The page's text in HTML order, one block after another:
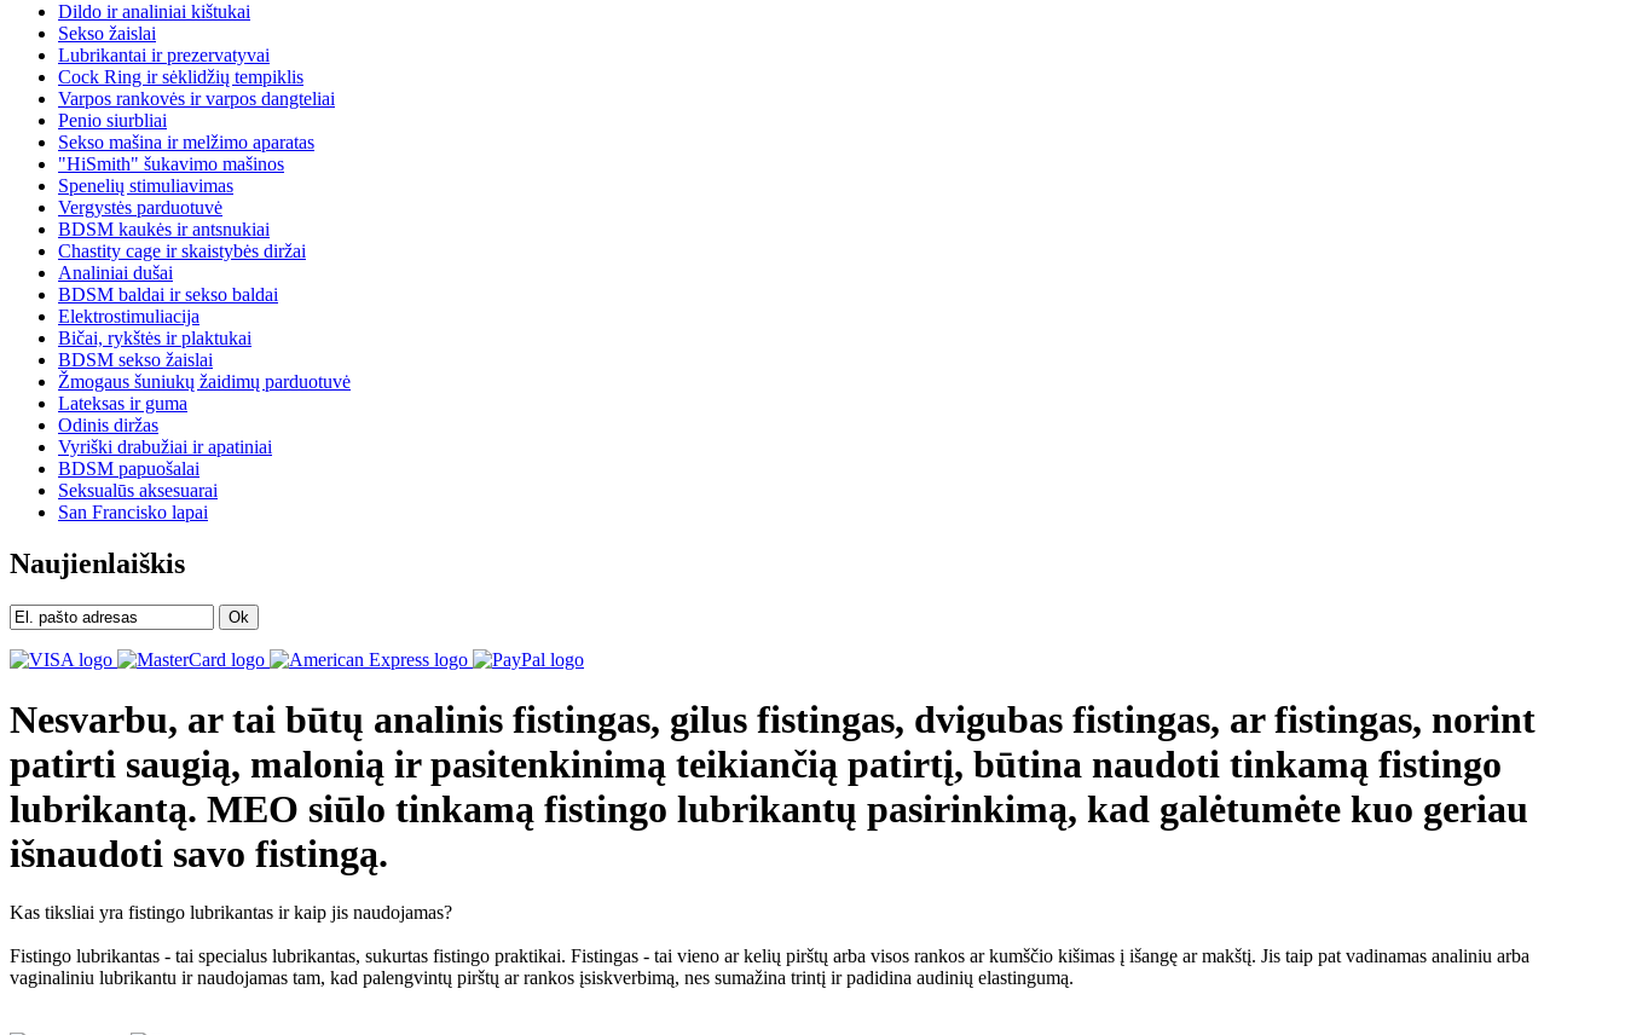
Dildo ir analiniai kištukai
Sekso žaislai
Lubrikantai ir prezervatyvai
Cock Ring ir sėklidžių tempiklis
Varpos rankovės ir varpos dangteliai
Penio siurbliai
Sekso mašina ir melžimo aparatas
"HiSmith" šukavimo mašinos
Spenelių stimuliavimas
Vergystės parduotuvė
BDSM kaukės ir antsnukiai
Chastity cage ir skaistybės diržai
Analiniai dušai
BDSM baldai ir sekso baldai
Elektrostimuliacija
Bičai, rykštės ir plaktukai
BDSM sekso žaislai
Žmogaus šuniukų žaidimų parduotuvė
Lateksas ir guma
Odinis diržas
Vyriški drabužiai ir apatiniai
BDSM papuošalai
Seksualūs aksesuarai
San Francisko lapai
Naujienlaiškis
Ok
Nesvarbu, ar tai būtų analinis fistingas, gilus fistingas, dvigubas fistingas, ar fistingas, norint
patirti saugią, malonią ir pasitenkinimą teikiančią patirtį, būtina naudoti tinkamą fistingo
lubrikantą. MEO siūlo tinkamą fistingo lubrikantų pasirinkimą, kad galėtumėte kuo geriau
išnaudoti savo fistingą.
Kas tiksliai yra fistingo lubrikantas ir kaip jis naudojamas?
Fistingo lubrikantas - tai specialus lubrikantas, sukurtas fistingo praktikai. Fistingas - tai vieno ar kelių pirštų arba visos rankos ar kumščio kišimas į išangę ar makštį. Jis taip pat vadinamas analiniu arba
vaginaliniu lubrikantu ir naudojamas tam, kad palengvintų pirštų ar rankos įsiskverbimą, nes sumažina trintį ir padidina audinių elastingumą.